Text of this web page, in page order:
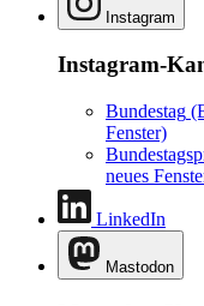
Instagram
Instagram-
Bundestag
Fenster)
neues
LinkedIn
Mastodon